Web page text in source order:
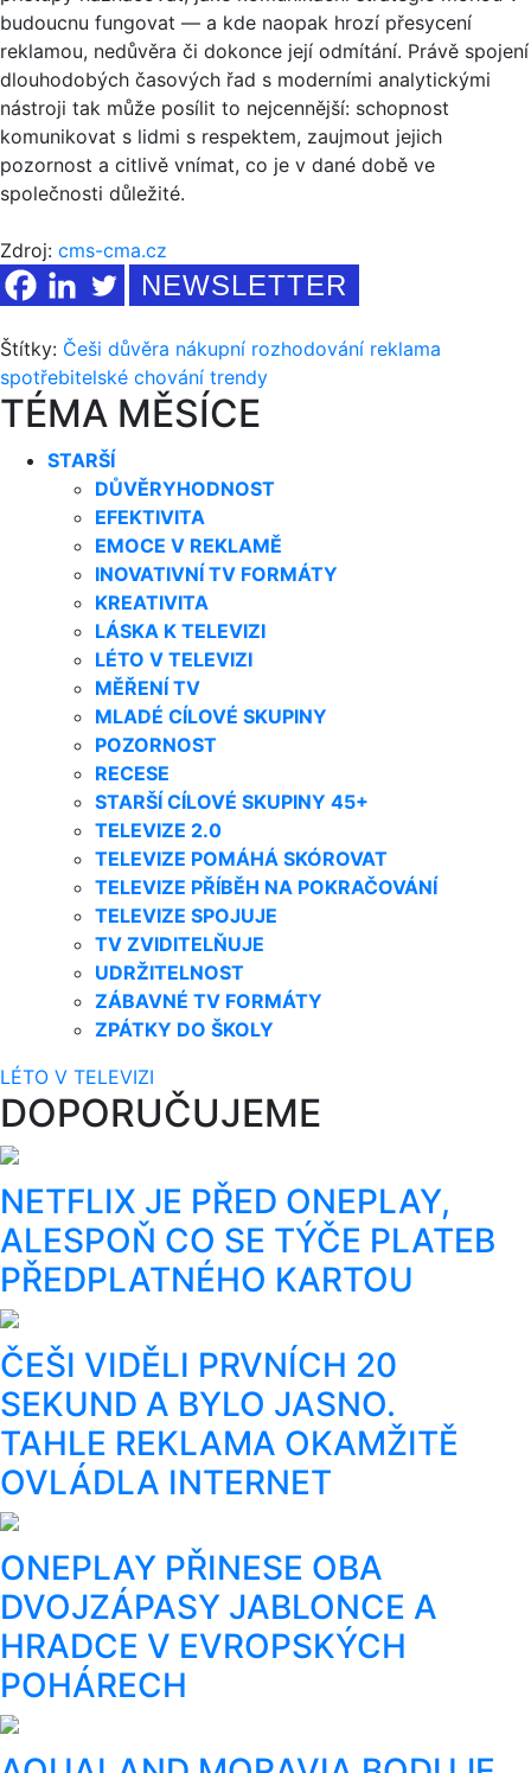
budoucnu fungovat — a kde naopak hrozí přesycení
reklamou, nedůvěra či dokonce její odmítání. Právě spojení
dlouhodobých časových řad s moderními analytickými
nástroji tak může posílit to nejcennější: schopnost
komunikovat s lidmi s respektem, zaujmout jejich
pozornost a citlivě vnímat, co je v dané době ve
společnosti důležité.
Zdroj: cms-cma.cz
NEWSLETTER
Štítky: Češi důvěra nákupní rozhodování reklama
spotřebitelské chování trendy
TÉMA MĚSÍCE
STARŠÍ
DŮVĚRYHODNOST
EFEKTIVITA
EMOCE V REKLAMĚ
INOVATIVNÍ TV FORMÁTY
KREATIVITA
LÁSKA K TELEVIZI
LÉTO V TELEVIZI
MĚŘENÍ TV
MLADÉ CÍLOVÉ SKUPINY
POZORNOST
RECESE
STARŠÍ CÍLOVÉ SKUPINY 45+
TELEVIZE 2.0
TELEVIZE POMÁHÁ SKÓROVAT
TELEVIZE PŘÍBĚH NA POKRAČOVÁNÍ
TELEVIZE SPOJUJE
TV ZVIDITELŇUJE
UDRŽITELNOST
ZÁBAVNÉ TV FORMÁTY
ZPÁTKY DO ŠKOLY
LÉTO V TELEVIZI
DOPORUČUJEME
NETFLIX JE PŘED ONEPLAY,
ALESPOŇ CO SE TÝČE PLATEB
PŘEDPLATNÉHO KARTOU
ČEŠI VIDĚLI PRVNÍCH 20
SEKUND A BYLO JASNO.
TAHLE REKLAMA OKAMŽITĚ
OVLÁDLA INTERNET
ONEPLAY PŘINESE OBA
DVOJZÁPASY JABLONCE A
HRADCE V EVROPSKÝCH
POHÁRECH